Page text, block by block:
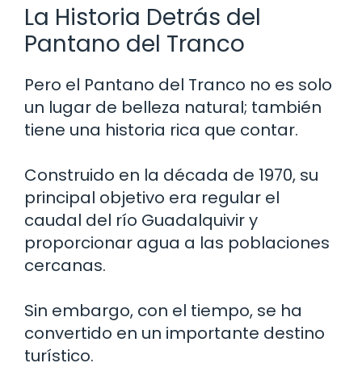
La Historia Detrás del
Pantano del Tranco
Pero el Pantano del Tranco no es solo
un lugar de belleza natural; también
tiene una historia rica que contar.
Construido en la década de 1970, su
principal objetivo era regular el
caudal del río Guadalquivir y
proporcionar agua a las poblaciones
cercanas.
Sin embargo, con el tiempo, se ha
convertido en un importante destino
turístico.